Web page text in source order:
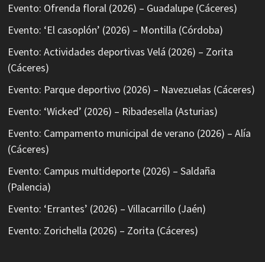
Evento: Ofrenda floral (2026) – Guadalupe (Cáceres)
Evento: ‘El casoplón’ (2026) – Montilla (Córdoba)
Evento: Actividades deportivas Velá (2026) – Zorita
(Cáceres)
Evento: Parque deportivo (2026) – Navezuelas (Cáceres)
Evento: ‘Wicked’ (2026) – Ribadesella (Asturias)
Evento: Campamento municipal de verano (2026) – Alía
(Cáceres)
Evento: Campus multideporte (2026) – Saldaña
(Palencia)
Evento: ‘Errantes’ (2026) – Villacarrillo (Jaén)
Evento: Zorichella (2026) – Zorita (Cáceres)